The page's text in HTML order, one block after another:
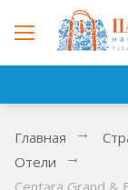
Главная
Отели
Centara Grand &